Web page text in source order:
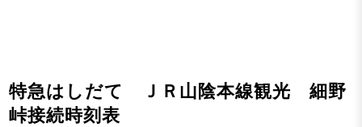
特急はしだて ＪＲ山陰本線観光 細野
峠接続時刻表